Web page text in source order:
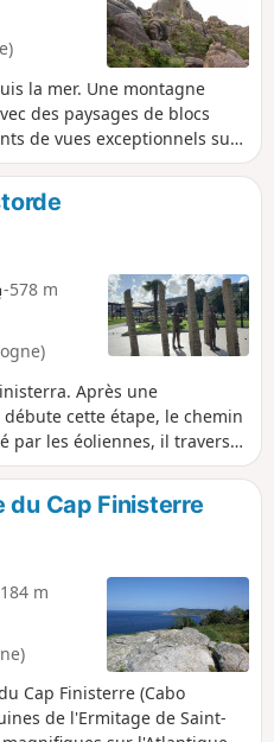
la mer. Une montagne
des paysages de blocs
de vues exceptionnels sur
Corcubión, Cee,
de Caldebarcos mais
d'éoliennes.
-578 m
Après une
cette étape, le chemin
par les éoliennes, il traverse
prairies et des forêts tantôt
d’atteindre la Ria de
par les alentours du
et par le Col d’O
du Cap Finisterre
m
Cap Finisterre (Cabo
de l'Ermitage de Saint-